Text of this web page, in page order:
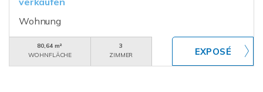
Wohnung
80,64 m²
WOHNFLÄCHE
3
ZIMMER